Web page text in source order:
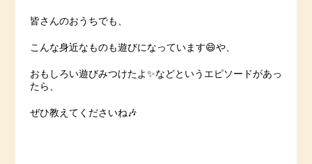
皆さんのおうちでも、
こんな身近なものも遊びになっています😄や、
おもしろい遊びみつけたよ✨などというエピソードがあっ
たら、
ぜひ教えてくださいね🎶